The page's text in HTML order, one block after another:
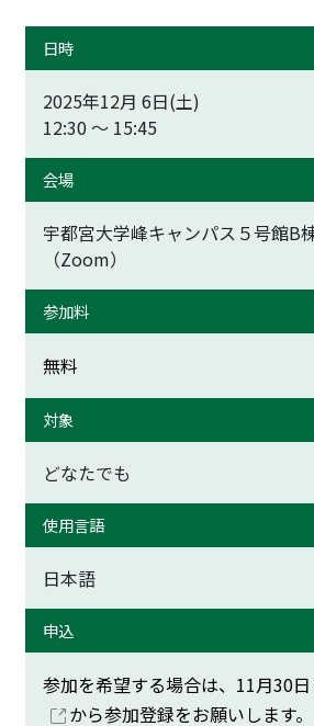
日時
2025年12月 6日(土)
12:30 ～ 15:45
会場
宇都宮大学峰キャンパス５号館B
（Zoom）
参加料
無料
対象
どなたでも
使用言語
日本語
申込
参加を希望する場合は、11月30
から参加登録をお願いします。